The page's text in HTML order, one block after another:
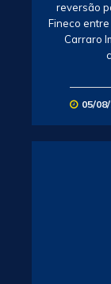
reversão
Fineco
Carraro
05/